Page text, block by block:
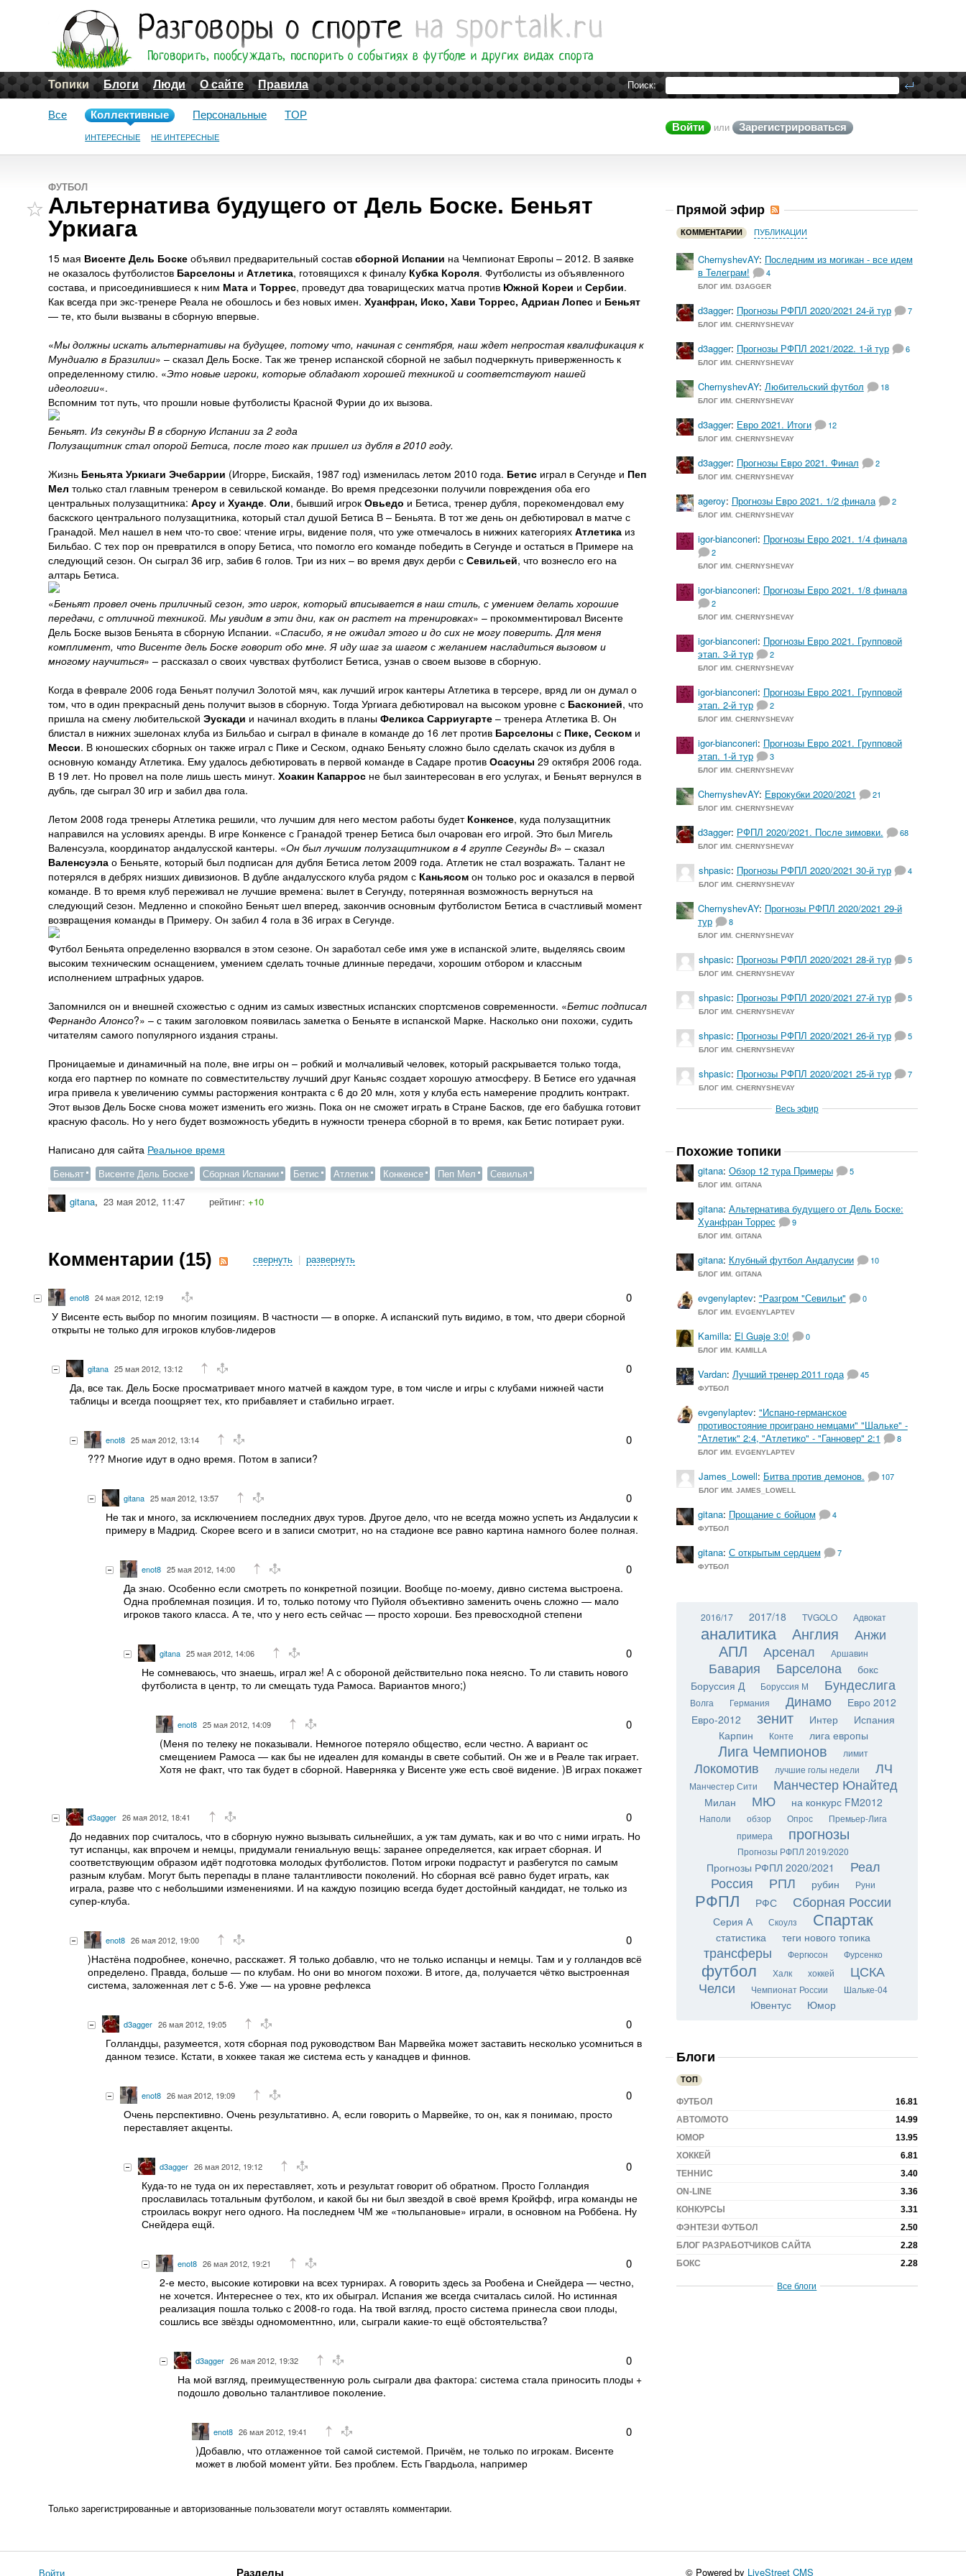
Поиск:
Топики Блоги Люди О сайте Правила
Войти или Зарегистрироваться
Все Коллективные
ИНТЕРЕСНЫЕ НЕ ИНТЕРЕСНЫЕ
Персональные TOP
ФУТБОЛ
Альтернатива будущего от Дель Боске. Беньят
Уркиага
15 мая Висенте Дель Боске объявил предварительный составсборной Испании на Чемпионат Европы – 2012. В заявке
не оказалось футболистов Барселоны иАтлетика, готовящихся к финалу Кубка Короля. Футболисты из объявленного
состава, и присоединившиеся к ним Мата иТоррес, проведут два товарищеских матча против Южной Кореи иСербии.
Как всегда при экс-тренере Реала не обошлось и без новых имен.Хуанфран, Иско, Хави Торрес, Адриан Лопес и Беньят
— те, кто были вызваны в сборную впервые.
«Мы должны искать альтернативы на будущее, потому что, начиная с сентября, наш ждет непростая квалификация к
Мундиалю в Бразилии» – сказал Дель Боске. Так же тренер испанской сборной не забыл подчеркнуть приверженность к
определенному стилю. «Это новые игроки, которые обладают хорошей техникой и соответствуют нашей
идеологии«.
Вспомним тот путь, что прошли новые футболисты Красной Фурии до их вызова.
Беньят. Из секунды B в сборную Испании за 2 года
Полузащитник стал опорой Бетиса, после того как пришел из дубля в 2010 году.
Жизнь Беньята Уркиаги Эчебаррии (Игорре, Бискайя, 1987 год) изменилась летом 2010 года. Бетис играл в Сегунде и Пеп
Мел только стал главным тренером в севильской команде. Во время предсезонки получили повреждения оба его
центральных полузащитника:Арсу иХуанде.Оли, бывший игрокОвьедо и Бетиса, тренер дубля, порекомендовал ему
баскского центрального полузащитника, который стал душой Бетиса В – Беньята. В тот же день он дебютировал в матче с
Гранадой. Мел нашел в нем что-то свое: чтение игры, видение поля, что уже отмечалось в нижних категорияхАтлетика из
Бильбао. С тех пор он превратился в опору Бетиса, что помогло его команде победить в Сегунде и остаться в Примере на
следующий сезон. Он сыграл 36 игр, забив 6 голов. Три из них – во время двух дерби сСевильей, что вознесло его на
алтарь Бетиса.
«Беньят провел очень приличный сезон, это игрок, который вписывается в наш стиль, с умением делать хорошие
передачи, с отличной техникой. Мы увидим в эти дни, как он растет на тренировках» – прокомментировал Висенте
Дель Боске вызов Беньята в сборную Испании. «Спасибо, я не ожидал этого и до сих не могу поверить. Для меня
комплимент, что Висенте дель Боске говорит обо мне. Я иду шаг за шагом с желанием насладиться вызовом и
многому научиться» – рассказал о своих чувствах футболист Бетиса, узнав о своем вызове в сборную.
Когда в феврале 2006 года Беньят получил Золотой мяч, как лучший игрок кантеры Атлетика в терсере, вряд ли он думал о
том, что в один прекрасный день получит вызов в сборную. Тогда Ургиага дебютировал на высоком уровне с Басконией, что
пришла на смену любительскойЭускади и начинал входить в планыФеликса Сарриугарте – тренера Атлетика В. Он
блистал в нижних эшелонах клуба из Бильбао и сыграл в финале в команде до 16 лет против Барселоны с Пике, Сеском и
Месси. В юношеских сборных он также играл с Пике и Сеском, однако Беньяту сложно было сделать скачок из дубля в
основную команду Атлетика. Ему удалось дебютировать в первой команде в Садаре противОсасуны 29 октября 2006 года.
В 19 лет. Но провел на поле лишь шесть минут.Хоакин Капаррос не был заинтересован в его услугах, и Беньят вернулся в
дубль, где сыграл 30 игр и забил два гола.
Летом 2008 года тренеры Атлетика решили, что лучшим для него местом работы будет Конкенсе, куда полузащитник
направился на условиях аренды. В игре Конкенсе с Гранадой тренер Бетиса был очарован его игрой. Это был Мигель
Валенсуэла, координатор андалусской кантеры. «Он был лучшим полузащитником в 4 группе Сегунды В» – сказал
Валенсуэла о Беньяте, который был подписан для дубля Бетиса летом 2009 года. Атлетик не стал возражать. Талант не
потерялся в дебрях низших дивизионов. В дубле андалусского клуба рядом с Каньясом он только рос и оказался в первой
команде. В то время клуб переживал не лучшие времена: вылет в Сегунду, потерянная возможность вернуться на
следующий cезон. Медленно и спокойно Беньят шел вперед, закончив основным футболистом Бетиса в счастливый момент
возвращения команды в Примеру. Он забил 4 гола в 36 играх в Сегунде.
Футбол Беньята определенно взорвался в этом сезоне. Он заработал себе имя уже в испанской элите, выделяясь своим
высоким техническим оснащением, умением сделать точные длинные передачи, хорошим отбором и классным
исполнением штрафных ударов.
Запомнился он и внешней схожестью с одним из самых известных испанских спортсменов современности. «Бетис подписал
Фернандо Алонсо?» – с таким заголовком появилась заметка о Беньяте в испанской Марке. Насколько они похожи, судить
читателям самого популярного издания страны.
Проницаемые и динамичный на поле, вне игры он – робкий и молчаливый человек, который раскрывается только тогда,
когда его партнер по комнате по совместительству лучший друг Каньяс создает хорошую атмосферу. В Бетисе его удачная
игра привела к увеличению суммы расторжения контракта с 6 до 20 млн, хотя у клуба есть намерение продлить контракт.
Этот вызов Дель Боске снова может изменить его жизнь. Пока он не сможет играть в Стране Басков, где его бабушка готовит
красную фасоль. Но у него будет возможность убедить в нужности тренера сборной в то время, как Бетис потирает руки.
Написано для сайта Реальное время
Беньят Висенте Дель Боске Сборная Испании Бетис Атлетик Конкенсе Пеп Мел Севилья
gitana, 23 мая 2012, 11:47 рейтинг:+10
Комментарии (15) свернуть |развернуть
enot8 24 мая 2012, 12:19 0
У Висенте есть выбор по многим позициям. В частности — в опорке. А испанский путь видимо, в том, что двери сборной
открыты не только для игроков клубов-лидеров
gitana 25 мая 2012, 13:12 0
Да, все так. Дель Боске просматривает много матчей в каждом туре, в том числе и игры с клубами нижней части
таблицы и всегда поощряет тех, кто прибавляет и стабильно играет.
enot8 25 мая 2012, 13:14 0
??? Многие идут в одно время. Потом в записи?
gitana 25 мая 2012, 13:57 0
Не так и много, за исключением последних двух туров. Другое дело, что не всегда можно успеть из Андалусии к
примеру в Мадрид. Скорее всего и в записи смотрит, но на стадионе все равно картина намного более полная.
enot8 25 мая 2012, 14:00 0
Да знаю. Особенно если смотреть по конкретной позиции. Вообще по-моему, дивно система выстроена.
Одна проблемная позиция. И то, только потому что Пуйоля объективно заменить очень сложно — мало
игроков такого класса. А те, что у него есть сейчас — просто хороши. Без превосходной степени
gitana 25 мая 2012, 14:06 0
Не сомневаюсь, что знаешь, играл же! А с обороной действительно пока неясно. То ли ставить нового
футболиста в центр, то ли смещать туда Рамоса. Вариантов много;)
enot8 25 мая 2012, 14:09 0
(Меня по телеку не показывали. Немногое потеряло общество, если честно. А вариант ос
смещением Рамоса — как бы не идеален для команды в свете событий. Он же и в Реале так играет.
Хотя не факт, что так будет в сборной. Наверняка у Висенте уже есть своё видение. )В играх покажет
d3agger 26 мая 2012, 18:41 0
До недавних пор считалось, что в сборную нужно вызывать сильнейших, а уж там думать, как и во что с ними играть. Но
тут испанцы, как впрочем и немцы, придумали гениальную вещь: заранее определяется, как играет сборная. И
соответствующим образом идёт подготовка молодых футболистов. Потом игроки подрастут и разбегутся по самым
разным клубам. Могут быть перепады в плане талантливости поколений. Но сборная всё равно будет играть, как
играла, разве что с небольшими изменениями. И на каждую позицию всегда будет достойный кандидат, не только из
супер-клуба.
enot8 26 мая 2012, 19:00 0
)Настёна подробнее, конечно, расскажет. Я только добавлю, что не только испанцы и немцы. Там и у голландов всё
определено. Правда, больше — по клубам. Но они во многом похожи. В итоге, да, получается чётко выстроенная
система, заложенная лет с 5-6. Уже — на уровне рефлекса
d3agger 26 мая 2012, 19:05 0
Голландцы, разумеется, хотя сборная под руководством Ван Марвейка может заставить несколько усомниться в
данном тезисе. Кстати, в хоккее такая же система есть у канадцев и финнов.
enot8 26 мая 2012, 19:09 0
Очень перспективно. Очень результативно. А, если говорить о Марвейке, то он, как я понимаю, просто
переставляет акценты.
d3agger 26 мая 2012, 19:12 0
Куда-то не туда он их переставляет, хоть и результат говорит об обратном. Просто Голландия
прославилась тотальным футболом, и какой бы ни был звездой в своё время Кройфф, игра команды не
строилась вокруг него одного. На последнем ЧМ же «тюльпановые» играли, в основном на Роббена. Ну
Снейдера ещй.
enot8 26 мая 2012, 19:21 0
2-е место, высокие котировки на всех турнирах. А говорить здесь за Рообена и Снейдера — честно,
не хочется. Интереснее о тех, кто их обыграл. Испания же всегда считалась силой. Но истинная
реализация пошла только с 2008-го года. На твой взгляд, просто система принесла свои плоды,
сошлись все звёзды одномоментнно, или, сыграли какие-то ещё обстоятельства?
d3agger 26 мая 2012, 19:32 0
На мой взгляд, преимущественную роль сыграли два фактора: система стала приносить плоды +
подошло довольно талантливое поколение.
enot8 26 мая 2012, 19:41 0
)Добавлю, что отлаженное той самой системой. Причём, не только по игрокам. Висенте
может в любой момент уйти. Без проблем. Есть Гвардьола, например
Только зарегистрированные и авторизованные пользователи могут оставлять комментарии.
Прямой эфир
КОММЕНТАРИИ ПУБЛИКАЦИИ
ChernyshevAY: Последним из могикан - все идем
в Телеграм!
4
БЛОГ ИМ. D3AGGER
d3agger: Прогнозы РФПЛ 2020/2021 24-й тур 7
БЛОГ ИМ. CHERNYSHEVAY
d3agger: Прогнозы РФПЛ 2021/2022. 1-й тур 6
БЛОГ ИМ. CHERNYSHEVAY
ChernyshevAY: Любительский футбол 18
БЛОГ ИМ. CHERNYSHEVAY
d3agger: Евро 2021. Итоги 12
БЛОГ ИМ. CHERNYSHEVAY
d3agger: Прогнозы Евро 2021. Финал 2
БЛОГ ИМ. CHERNYSHEVAY
ageroy: Прогнозы Евро 2021. 1/2 финала 2
БЛОГ ИМ. CHERNYSHEVAY
igor-bianconeri: Прогнозы Евро 2021. 1/4 финала
2
БЛОГ ИМ. CHERNYSHEVAY
igor-bianconeri: Прогнозы Евро 2021. 1/8 финала
2
БЛОГ ИМ. CHERNYSHEVAY
igor-bianconeri: Прогнозы Евро 2021. Групповой
этап. 3-й тур
2
БЛОГ ИМ. CHERNYSHEVAY
igor-bianconeri: Прогнозы Евро 2021. Групповой
этап. 2-й тур
2
БЛОГ ИМ. CHERNYSHEVAY
igor-bianconeri: Прогнозы Евро 2021. Групповой
этап. 1-й тур
3
БЛОГ ИМ. CHERNYSHEVAY
ChernyshevAY: Еврокубки 2020/2021 21
БЛОГ ИМ. CHERNYSHEVAY
d3agger: РФПЛ 2020/2021. После зимовки. 68
БЛОГ ИМ. CHERNYSHEVAY
shpasic: Прогнозы РФПЛ 2020/2021 30-й тур 4
БЛОГ ИМ. CHERNYSHEVAY
ChernyshevAY: Прогнозы РФПЛ 2020/2021 29-й
тур
8
БЛОГ ИМ. CHERNYSHEVAY
shpasic: Прогнозы РФПЛ 2020/2021 28-й тур 5
БЛОГ ИМ. CHERNYSHEVAY
shpasic: Прогнозы РФПЛ 2020/2021 27-й тур 5
БЛОГ ИМ. CHERNYSHEVAY
shpasic: Прогнозы РФПЛ 2020/2021 26-й тур 5
БЛОГ ИМ. CHERNYSHEVAY
shpasic: Прогнозы РФПЛ 2020/2021 25-й тур 7
БЛОГ ИМ. CHERNYSHEVAY
Весь эфир
Похожие топики
gitana: Обзор 12 тура Примеры 5
БЛОГ ИМ. GITANA
gitana: Альтернатива будущего от Дель Боске:
Хуанфран Торрес
9
БЛОГ ИМ. GITANA
gitana: Клубный футбол Андалусии 10
БЛОГ ИМ. GITANA
evgenylaptev: "Разгром "Севильи" 0
БЛОГ ИМ. EVGENYLAPTEV
Kamilla: El Guaje 3:0! 0
БЛОГ ИМ. KAMILLA
Vardan: Лучший тренер 2011 года 45
ФУТБОЛ
evgenylaptev: "Испано-германское
противостояние проиграно немцами" "Шальке" -
"Атлетик" 2:4, "Атлетико" - "Ганновер" 2:1
8
БЛОГ ИМ. EVGENYLAPTEV
James_Lowell: Битва против демонов. 107
БЛОГ ИМ. JAMES_LOWELL
gitana: Прощание с бойцом 4
ФУТБОЛ
gitana: С открытым сердцем 7
ФУТБОЛ
2016/17 2017/18 TVGOLO Адвокат
аналитика Англия Анжи
АПЛ Арсенал Аршавин
Бавария Барселона
бокс
Боруссия Д
Боруссия М Бундеслига
Волга Германия Динамо
Евро 2012
Евро-2012
зенит Интер
Испания
Карпин
Конте лига европы
Лига Чемпионов лимит
Локомотив лучшие голы недели ЛЧ
Манчестер Сити Манчестер Юнайтед
Милан МЮ на конкурс FM2012
Наполи обзор Опрос
Премьер-Лига
примера
прогнозы
Прогнозы РФПЛ 2019/2020
Прогнозы РФПЛ 2020/2021
Реал
Россия
РПЛ рубин Руни
РФПЛ РФС Сборная России
Серия А Скоулз Спартак
статистика теги нового топика
трансферы Фергюсон Фурсенко
футбол Халк хоккей
ЦСКА
Челси
Чемпионат России Шальке-04
Ювентус Юмор
Блоги
ТОП
16.81
ФУТБОЛ
14.99
АВТО/МОТО
13.95
ЮМОР
6.81
ХОККЕЙ
3.40
ТЕННИС
3.36
ON-LINE
3.31
КОНКУРСЫ
2.50
ФЭНТЕЗИ ФУТБОЛ
2.28
БЛОГ РАЗРАБОТЧИКОВ САЙТА
2.28
БОКС
Все блоги
© Powered by LiveStreet CMS
Войти Разделы